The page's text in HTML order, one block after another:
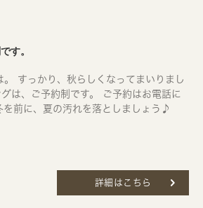
す。
。 すっかり、秋らしくなってまいりまし
は、ご予約制です。 ご予約はお電話に
を前に、夏の汚れを落としましょう♪
詳細はこちら